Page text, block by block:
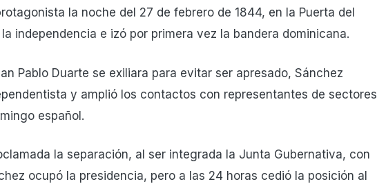
la noche del 27 de febrero de 1844, en la Puerta del
independencia e izó por primera vez la bandera dominicana.
Pablo Duarte se exiliara para evitar ser apresado, Sánchez
y amplió los contactos con representantes de sectores
español.
la separación, al ser integrada la Junta Gubernativa, con
ocupó la presidencia, pero a las 24 horas cedió la posición al